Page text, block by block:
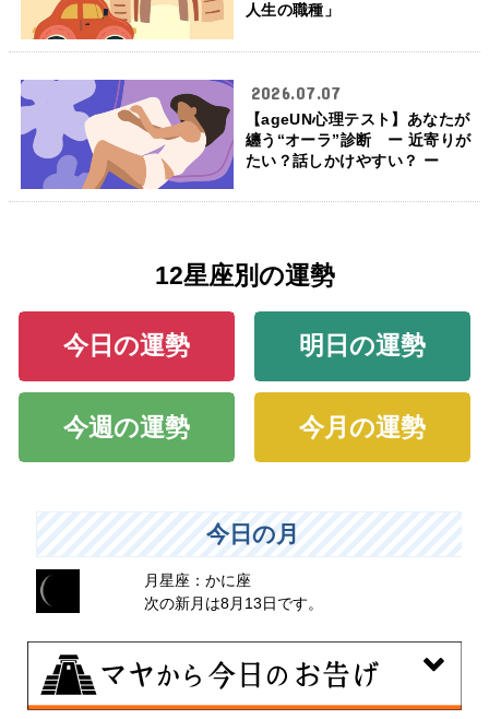
人生の職種」
2026.07.07
【ageUN心理テスト】あなたが
纏う“オーラ”診断 ー 近寄りが
たい？話しかけやすい？ ー
12星座別の運勢
今日の運勢 明日の運勢
今週の運勢 今月の運勢
今日の月
月星座：かに座
次の新月は8月13日です。